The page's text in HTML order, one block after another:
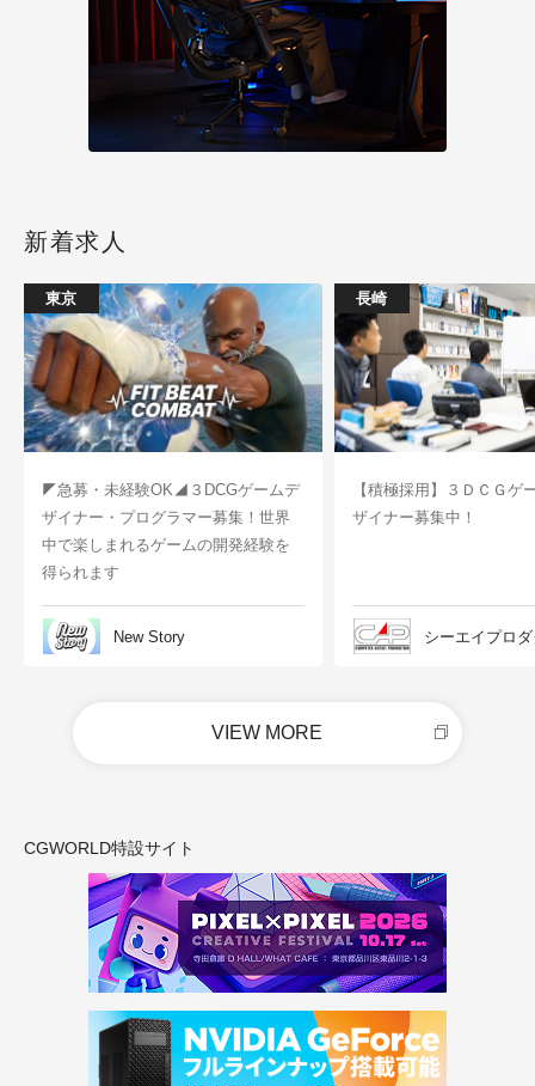
新着求人
東京
◤急募・未経験OK◢３DCGゲームデ
ザイナー・プログラマー募集！世界
中で楽しまれるゲームの開発経験を
得られます
New Story
長崎
【積極採用】３ＤＣＧゲ
ザイナー募集中！
シーエイプロ
VIEW MORE
CGWORLD特設サイト